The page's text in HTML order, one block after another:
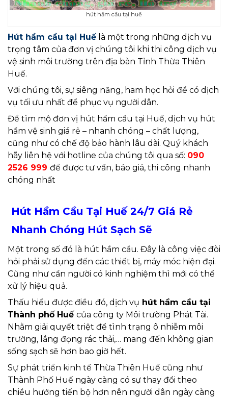
hút hầm cầu tại huế
Hút hầm cầu tại Huế là một trong những dịch vụ
trọng tâm của đơn vị chúng tôi khi thi công dịch vụ
vệ sinh môi trường trên địa bàn Tỉnh Thừa Thiên
Huế.
Với chúng tôi, sự siêng năng, ham học hỏi để có dịch
vụ tối ưu nhất để phục vụ người dân.
Để tìm mộ đơn vị hút hầm cầu tại Huế, dịch vụ hút
hầm vệ sinh giá rẻ – nhanh chóng – chất lượng,
cũng như có chế độ bảo hành lâu dài. Quý khách
hãy liên hệ với hotline của chúng tôi qua số: 090
2526 999 để được tư vấn, báo giá, thi công nhanh
chóng nhất
Hút Hầm Cầu Tại Huế 24/7 Giá Rẻ
Nhanh Chóng Hút Sạch Sẽ
Một trong số đó là hút hầm cầu. Đây là công việc đòi
hỏi phải sử dụng đến các thiết bị, máy móc hiện đại.
Cũng như cần người có kinh nghiệm thì mới có thể
xử lý hiệu quả.
Thấu hiểu được điều đó, dịch vụ hút hầm cầu tại
Thành phố Huế của công ty Môi trường Phát Tài.
Nhằm giải quyết triệt để tình trạng ô nhiễm môi
trường, lắng đọng rác thải,… mang đến không gian
sống sạch sẽ hơn bao giờ hết.
Sự phát triển kinh tế Thừa Thiên Huế cũng như
Thành Phố Huế ngày càng có sự thay đổi theo
chiều hướng tiến bộ hơn nên người dân ngày càng